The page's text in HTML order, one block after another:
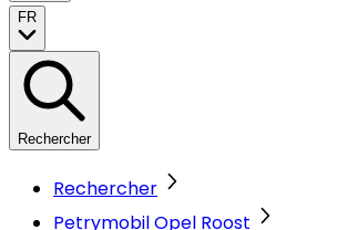
FR
Rechercher
Rechercher
Petrymobil Opel Roost